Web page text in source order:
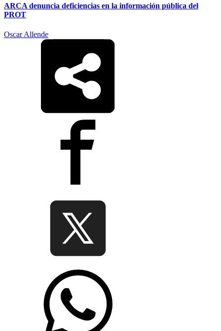
ARCA denuncia deficiencias en la información pública del
PROT
Oscar Allende